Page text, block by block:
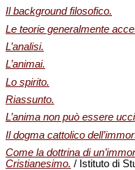
Il background filosofico.
Le teorie generalmente
L’analisi.
L’animai.
Lo spirito.
Riassunto.
L’anima non può essere
Il dogma cattolico
Come la dottrina di
Cristianesimo. / Istituto di